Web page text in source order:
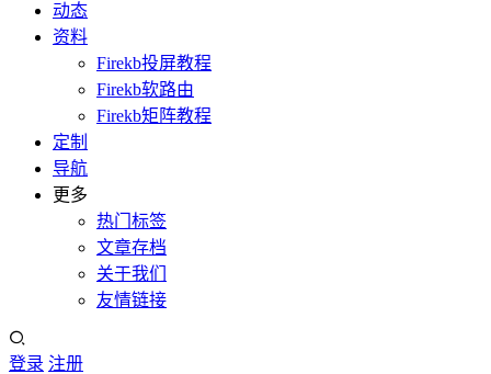
动态
资料
Firekb投屏教程
Firekb软路由
Firekb矩阵教程
定制
导航
更多
热门标签
文章存档
关于我们
友情链接
登录 注册